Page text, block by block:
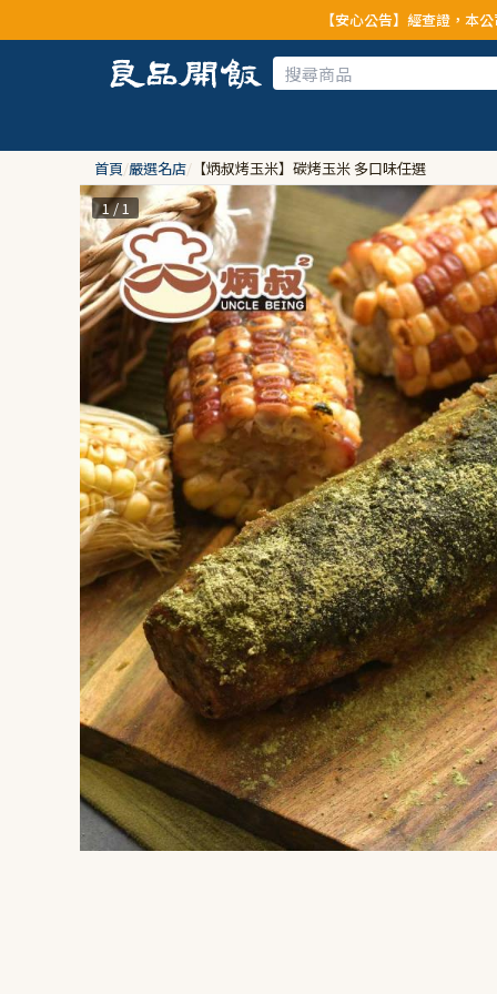
【安心公告】經查證，本公司全品項與上游供應商
首頁/嚴選名店/ 【炳叔烤玉米】碳烤玉米 多口味任選
1 / 1